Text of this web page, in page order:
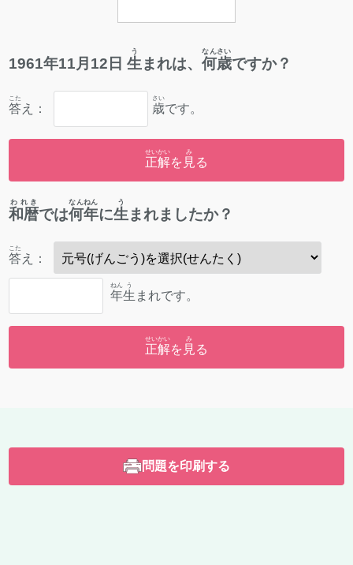
1961年11月 12 日 生
う
まれは、何歳
なんさい
ですか？
答
こた
え： 歳
さい
です。
正解
せいかい
を 見
み
る
和暦
われき
では何年
なんねん
に生
う
まれましたか？
答
こた
え：
年
ねん
生
う
まれです。
正解
せいかい
を 見
み
る
問題を印刷する